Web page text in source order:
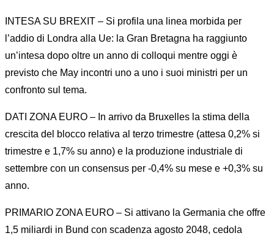
INTESA SU BREXIT – Si profila una linea morbida per
l’addio di Londra alla Ue: la Gran Bretagna ha raggiunto
un’intesa dopo oltre un anno di colloqui mentre oggi è
previsto che May incontri uno a uno i suoi ministri per un
confronto sul tema.
DATI ZONA EURO – In arrivo da Bruxelles la stima della
crescita del blocco relativa al terzo trimestre (attesa 0,2% si
trimestre e 1,7% su anno) e la produzione industriale di
settembre con un consensus per -0,4% su mese e +0,3% su
anno.
PRIMARIO ZONA EURO – Si attivano la Germania che offre
1,5 miliardi in Bund con scadenza agosto 2048, cedola